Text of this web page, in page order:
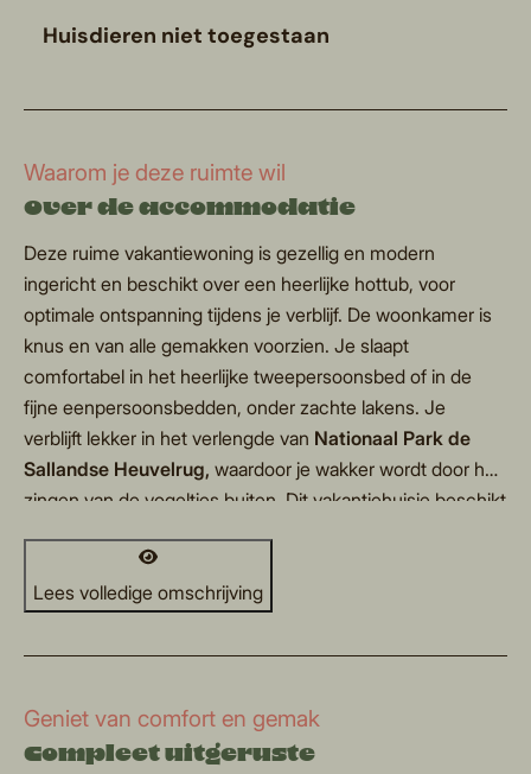
Huisdieren niet toegestaan
Waarom je deze ruimte wil
Over de accommodatie
Deze ruime vakantiewoning is gezellig en modern
ingericht en beschikt over een heerlijke hottub, voor
optimale ontspanning tijdens je verblijf. De woonkamer is
knus en van alle gemakken voorzien. Je slaapt
comfortabel in het heerlijke tweepersoonsbed of in de
fijne eenpersoonsbedden, onder zachte lakens. Je
verblijft lekker in het verlengde van Nationaal Park de
Sallandse Heuvelrug,waardoor je wakker wordt door het
zingen van de vogeltjes buiten. Dit vakantiehuisje beschikt
waardoor je ook bij je huisje lekker van het buitenzijn kan
genieten. TIP: Bestel een streekontbijt bij jouw boeking! ☕️
Lees volledige omschrijving
Geniet van comfort en gemak
Compleet uitgeruste